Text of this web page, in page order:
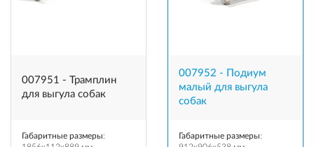
007951 - Трамплин
для выгула собак
Габаритные размеры:
007952 - Подиум
малый для выгула
собак
Габаритные размеры: